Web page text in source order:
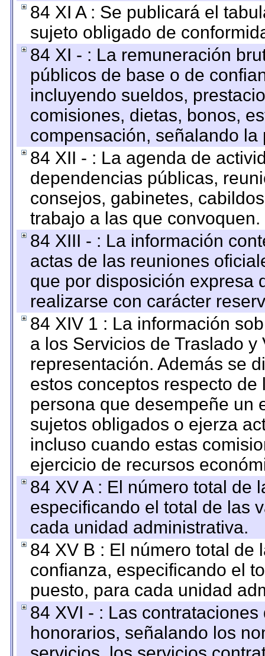
84 XI A : Se publicará el
sujeto obligado de
84 XI - : La remuneración
públicos de base o de
incluyendo sueldos,
comisiones, dietas, bonos,
compensación, señalando
84 XII - : La agenda de
dependencias públicas,
consejos, gabinetes,
trabajo a las que convoquen.
84 XIII - : La información
actas de las reuniones
que por disposición expresa
realizarse con carácter
84 XIV 1 : La información
a los Servicios de Traslado
representación. Además se
estos conceptos respecto
persona que desempeñe un
sujetos obligados o ejerza
incluso cuando estas
ejercicio de recursos
84 XV A : El número total de
especificando el total de las
cada unidad administrativa.
84 XV B : El número total de
confianza, especificando el
puesto, para cada unidad
84 XVI - : Las
honorarios, señalando los